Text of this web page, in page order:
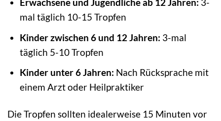
mal täglich 10-15 Tropfen
Kinder zwischen 6 und 12 Jahren: 3-mal
täglich 5-10 Tropfen
Kinder unter 6 Jahren: Nach Rücksprache mit
einem Arzt oder Heilpraktiker
Die Tropfen sollten idealerweise 15 Minuten vor